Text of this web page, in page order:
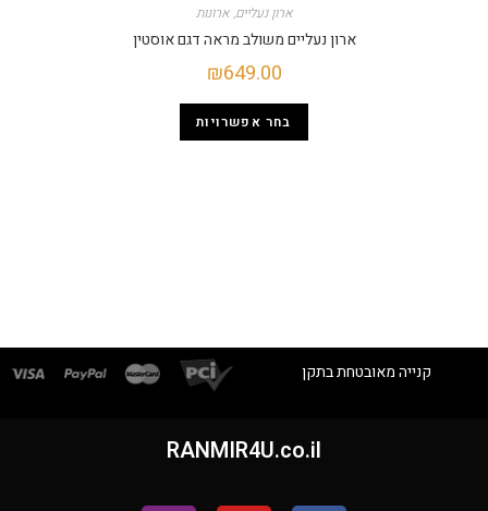
ארון נעליים,ארונות
ארון נעליים משולב מראה דגם אוסטין
₪649.00
בחר אפשרויות
קנייה מאובטחת בתקן
RANMIR4U.co.il